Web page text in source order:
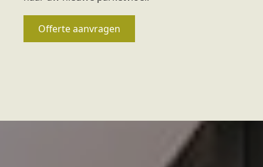
Offerte aanvragen